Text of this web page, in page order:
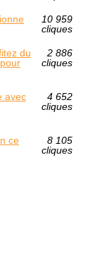
10 959
cliques
du
2 886
cliques
avec
4 652
cliques
ce
8 105
cliques